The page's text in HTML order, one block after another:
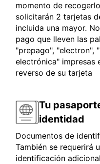
momento de
solicitarán 2 tarjetas
incluida una mayor.
pago que lleven las
"prepago", "electron",
electrónica" impresas
reverso de su tarjeta
Tu
identidad
Documentos de
También se requerirá
identificación